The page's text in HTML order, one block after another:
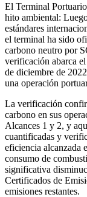
El Terminal
hito ambiental:
estándares
el terminal ha sido
carbono neutro por
verificación abarca
de diciembre de
una operación
La verificación
carbono en sus
Alcances 1 y 2, y
cuantificadas y
eficiencia alcanzada
consumo de
significativa
Certificados de
emisiones restantes.